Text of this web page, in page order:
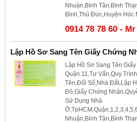
Nhuận,Bình Tân,Bình
Bình,Thủ Đức,Huyện Hóc
0914 78 78 60 -
Lập Hồ Sơ Sang Tên Giấy Chứng
Lập Hồ Sơ Sang Tên
Quận 11,Tư Vấn,Quy
Tên,Đổi Sổ,Nhà Đất,Lập
Đỏ,Giấy Chứng
Sử Dụng Nhà
Nhuận,Bình Tân,Bình